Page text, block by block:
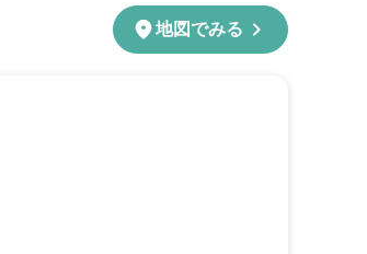
location_on地図でみる chevron_right